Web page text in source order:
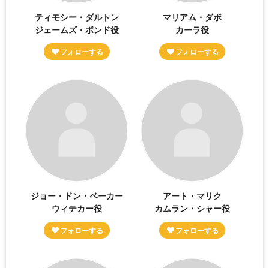
ティモシー・ダルトン
ジェームズ・ボンド役
マリアム・ダボ
カーラ役
ジョー・ドン・ベーカー
ウィテカー役
アート・マリク
カムラン・シャー役